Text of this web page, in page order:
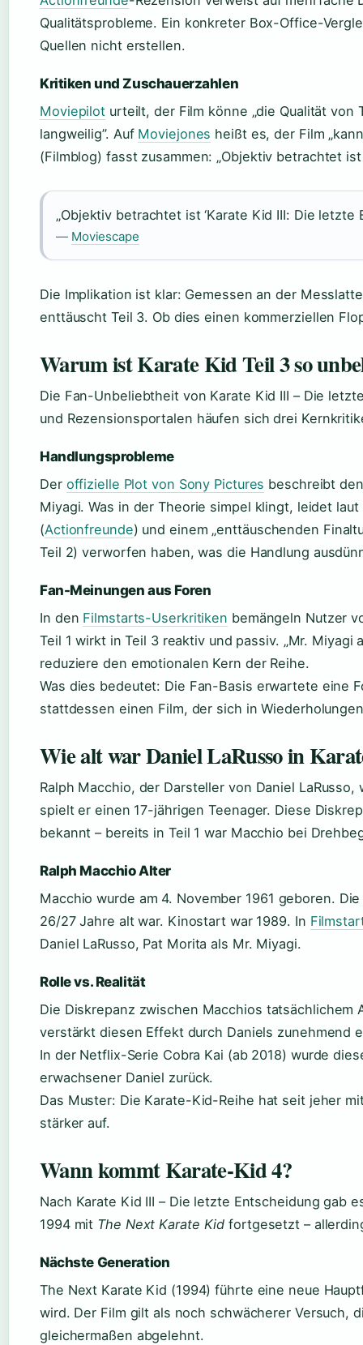
Qualitätsprobleme. Ein konkreter Box-Office-
Quellen nicht erstellen.
Kritiken und Zuschauerzahlen
Moviepilot urteilt, der Film könne „die Qualität von
langweilig”. Auf Moviejones heißt es, der Film
(Filmblog) fasst zusammen: „Objektiv betrachtet
„Objektiv betrachtet ist ‘Karate Kid III: Die letzte
— Moviescape
Die Implikation ist klar: Gemessen an der
enttäuscht Teil 3. Ob dies einen kommerziellen
Warum ist Karate Kid Teil 3 so
Die Fan-Unbeliebtheit von Karate Kid III – Die
und Rezensionsportalen häufen sich drei
Handlungsprobleme
Der offizielle Plot von Sony Pictures beschreibt
Miyagi. Was in der Theorie simpel klingt, leidet
(Actionfreunde) und einem „enttäuschenden
Teil 2) verworfen haben, was die Handlung
Fan-Meinungen aus Foren
In den Filmstarts-Userkritiken bemängeln Nutzer
Teil 1 wirkt in Teil 3 reaktiv und passiv. „Mr. Miyagi
reduziere den emotionalen Kern der Reihe.
Was dies bedeutet: Die Fan-Basis erwartete eine
stattdessen einen Film, der sich in
Wie alt war Daniel LaRusso in
Ralph Macchio, der Darsteller von Daniel
spielt er einen 17-jährigen Teenager. Diese
bekannt – bereits in Teil 1 war Macchio bei
Ralph Macchio Alter
Macchio wurde am 4. November 1961 geboren.
26/27 Jahre alt war. Kinostart war 1989. In
Daniel LaRusso, Pat Morita als Mr. Miyagi.
Rolle vs. Realität
Die Diskrepanz zwischen Macchios tatsächlichem
verstärkt diesen Effekt durch Daniels zunehmend
In der Netflix-Serie Cobra Kai (ab 2018) wurde
erwachsener Daniel zurück.
Das Muster: Die Karate-Kid-Reihe hat seit jeher
stärker auf.
Wann kommt Karate-Kid 4?
Nach Karate Kid III – Die letzte Entscheidung gab
1994 mit The Next Karate Kid fortgesetzt –
Nächste Generation
The Next Karate Kid (1994) führte eine neue
wird. Der Film gilt als noch schwächerer Versuch,
gleichermaßen abgelehnt.